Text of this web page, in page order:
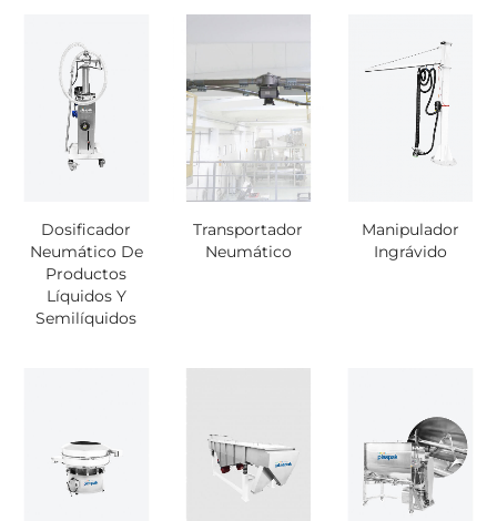
Dosificador
Neumático De
Productos
Líquidos Y
Semilíquidos
Transportador
Neumático
Manipulador
Ingrávido